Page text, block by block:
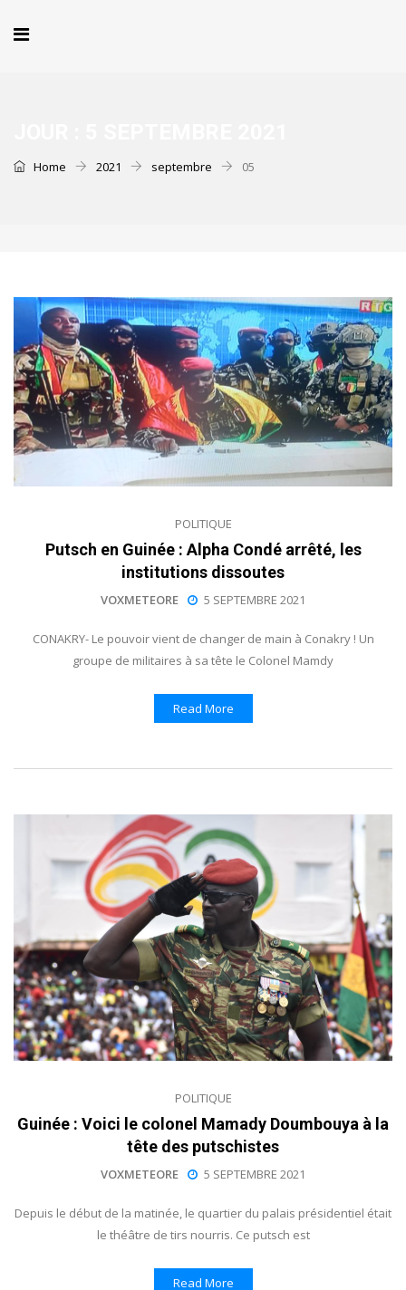
Home 2021 septembre 05
POLITIQUE
Putsch en Guinée : Alpha Condé arrêté, les
institutions dissoutes
VOXMETEORE 5 SEPTEMBRE 2021
CONAKRY- Le pouvoir vient de changer de main à Conakry ! Un
groupe de militaires à sa tête le Colonel Mamdy
Read More
POLITIQUE
Guinée : Voici le colonel Mamady Doumbouya à la
tête des putschistes
VOXMETEORE 5 SEPTEMBRE 2021
Depuis le début de la matinée, le quartier du palais présidentiel était
le théâtre de tirs nourris. Ce putsch est
Read More